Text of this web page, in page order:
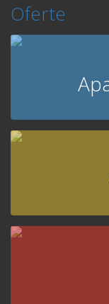
Oferte